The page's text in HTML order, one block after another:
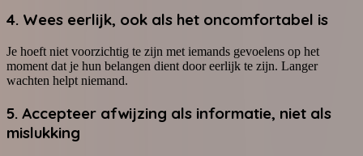
4. Wees eerlijk, ook als het oncomfortabel is
Je hoeft niet voorzichtig te zijn met iemands gevoelens op het
moment dat je hun belangen dient door eerlijk te zijn. Langer
wachten helpt niemand.
5. Accepteer afwijzing als informatie, niet als
mislukking